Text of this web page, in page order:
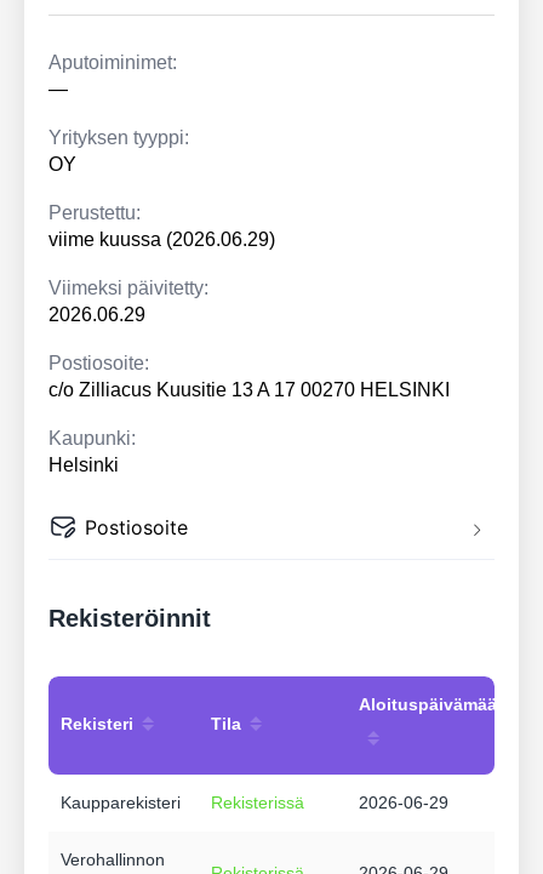
Aputoiminimet:
—
Yrityksen tyyppi:
OY
Perustettu:
viime kuussa (2026.06.29)
Viimeksi päivitetty:
2026.06.29
Postiosoite:
c/o Zilliacus Kuusitie 13 A 17 00270 HELSINKI
Kaupunki:
Helsinki
Postiosoite
Rekisteröinnit
Rekisteri Tila
Aloituspäivämäärä
Kaupparekisteri Rekisterissä 2026-06-29
Verohallinnon